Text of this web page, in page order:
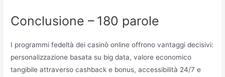
Conclusione – 180 parole
I programmi fedeltà dei casinò online offrono vantaggi decisivi:
personalizzazione basata su big data, valore economico
tangibile attraverso cashback e bonus, accessibilità 24/7 e